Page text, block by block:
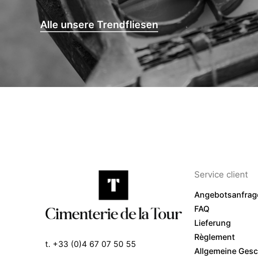
Alle unsere Trendfliesen
t. +33 (0)4 67 07 50 55
Service client
FAQ
Lieferung
Règlement
Allgemeine